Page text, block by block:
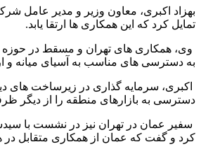
بهزاد اکبری، معاون وزیر و مدیر عامل
تمایل کرد که این همکاری ها ارتقا یابد.
وی، همکاری های تهران و مسقط در حوزه
به دسترسی های مناسب به آسیای میانه و
اکبری، سرمایه گذاری در زیرساخت های
دسترسی به بازارهای منطقه را از دیگر
سفیر عمان در تهران نیز در نشست با
کرد و گفت که عمان از همکاری متقابل در